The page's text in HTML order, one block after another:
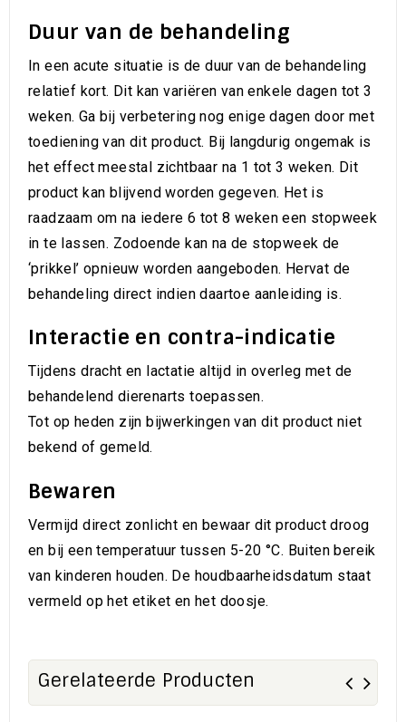
Duur van de behandeling
In een acute situatie is de duur van de behandeling
relatief kort. Dit kan variëren van enkele dagen tot 3
weken. Ga bij verbetering nog enige dagen door met
toediening van dit product. Bij langdurig ongemak is
het effect meestal zichtbaar na 1 tot 3 weken. Dit
product kan blijvend worden gegeven. Het is
raadzaam om na iedere 6 tot 8 weken een stopweek
in te lassen. Zodoende kan na de stopweek de
‘prikkel’ opnieuw worden aangeboden. Hervat de
behandeling direct indien daartoe aanleiding is.
Interactie en contra-indicatie
Tijdens dracht en lactatie altijd in overleg met de
behandelend dierenarts toepassen.
Tot op heden zijn bijwerkingen van dit product niet
bekend of gemeld.
Bewaren
Vermijd direct zonlicht en bewaar dit product droog
en bij een temperatuur tussen 5-20 °C. Buiten bereik
van kinderen houden. De houdbaarheidsdatum staat
vermeld op het etiket en het doosje.
Gerelateerde Producten